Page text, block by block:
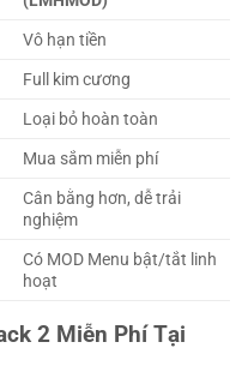
Vô hạn tiền
Full kim cương
Loại bỏ hoàn toàn
Mua sắm miễn phí
Cân bằng hơn, dễ trải
nghiệm
Có MOD Menu bật/tắt linh
hoạt
2 Miễn Phí Tại